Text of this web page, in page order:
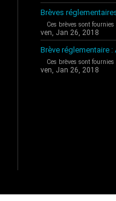
Brèves
Ces brèves sont
ven, Jan 26, 2018
Brève réglementaire :
Ces brèves sont
ven, Jan 26, 2018